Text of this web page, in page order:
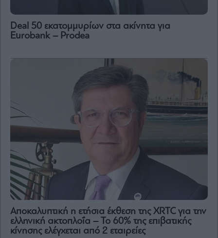
Deal 50 εκατομμυρίων στα ακίνητα για
Eurobank – Prodea
Αποκαλυπτική η ετήσια έκθεση της XRTC για την
ελληνική ακτοπλοΐα – Το 60% της επιβατικής
κίνησης ελέγχεται από 2 εταιρείες